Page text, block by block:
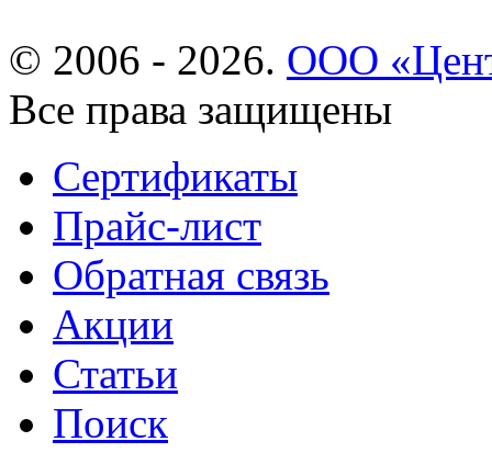
© 2006 - 2026. ООО
Все права защищены
Сертификаты
Прайс-лист
Обратная связь
Акции
Статьи
Поиск